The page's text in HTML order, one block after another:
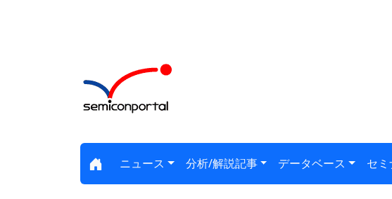
ニュース 分析/解説記事 データベース セ